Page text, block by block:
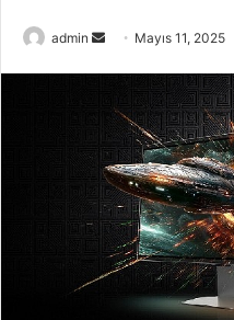
admin
e
p
o
s
t
a
Mayıs 11, 2025